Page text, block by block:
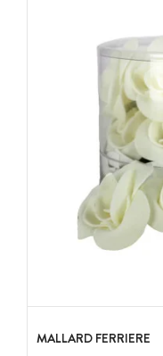
MALLARD FERRIERE